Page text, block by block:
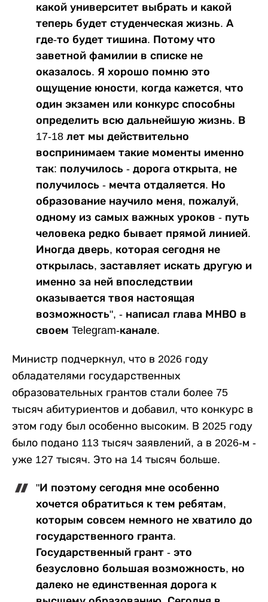
какой университет выбрать и какой
теперь будет студенческая жизнь. А
где-то будет тишина. Потому что
заветной фамилии в списке не
оказалось. Я хорошо помню это
ощущение юности, когда кажется, что
один экзамен или конкурс способны
определить всю дальнейшую жизнь. В
17-18 лет мы действительно
воспринимаем такие моменты именно
так: получилось - дорога открыта, не
получилось - мечта отдаляется. Но
образование научило меня, пожалуй,
одному из самых важных уроков - путь
человека редко бывает прямой линией.
Иногда дверь, которая сегодня не
открылась, заставляет искать другую и
именно за ней впоследствии
оказывается твоя настоящая
возможность", - написал глава МНВО в
своем Telegram-канале.
Министр подчеркнул, что в 2026 году
обладателями государственных
образовательных грантов стали более 75
тысяч абитуриентов и добавил, что конкурс в
этом году был особенно высоким. В 2025 году
было подано 113 тысяч заявлений, а в 2026-м -
уже 127 тысяч. Это на 14 тысяч больше.
"И поэтому сегодня мне особенно
хочется обратиться к тем ребятам,
которым совсем немного не хватило до
государственного гранта.
Государственный грант - это
безусловно большая возможность, но
далеко не единственная дорога к